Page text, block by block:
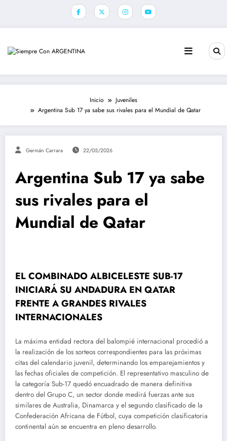
Inicio
Juveniles
Argentina Sub 17 ya sabe sus rivales para el Mundial de Qatar
Germán Carrara 22/05/2026
Argentina Sub 17 ya sabe
sus rivales para el
Mundial de Qatar
EL COMBINADO ALBICELESTE SUB-17
INICIARÁ SU ANDADURA EN QATAR
FRENTE A GRANDES RIVALES
INTERNACIONALES
La máxima entidad rectora del balompié internacional procedió a
la realización de los sorteos correspondientes para las próximas
citas del calendario juvenil, determinando los emparejamientos y
las fechas oficiales de competición. El representativo masculino de
la categoría Sub-17 quedó encuadrado de manera definitiva
dentro del Grupo C, un sector donde medirá fuerzas ante sus
similares de Australia, Dinamarca y el segundo clasificado de la
Confederación Africana de Fútbol, cuya competición clasificatoria
continental aún se encuentra en pleno desarrollo.